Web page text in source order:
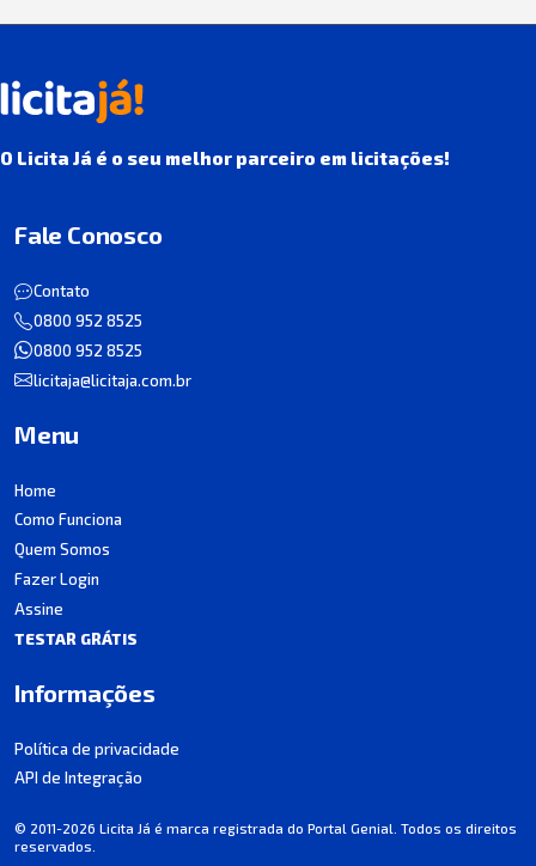
O Licita Já é o seu melhor parceiro em licitações!
Fale Conosco
Contato
0800 952 8525
0800 952 8525
licitaja@licitaja.com.br
Menu
Home
Como Funciona
Quem Somos
Fazer Login
Assine
TESTAR GRÁTIS
Informações
Política de privacidade
API de Integração
© 2011-2026 Licita Já é marca registrada do Portal Genial. Todos os direitos
reservados.